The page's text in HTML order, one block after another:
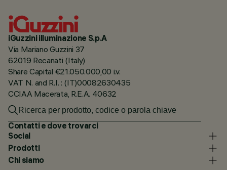
iGuzzini illuminazione S.p.A
Via Mariano Guzzini 37
62019 Recanati (Italy)
Share Capital €21.050.000,00 i.v.
VAT N. and R.I. : (IT)00082630435
CCIAA Macerata, R.E.A. 40632
Contatti e dove trovarci
Social
Prodotti
Chi siamo